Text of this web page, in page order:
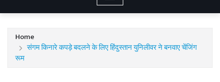
Home
संगम किनारे कपड़े बदलने के लिए हिंदुस्तान युनिलीवर ने बनवाए चेंजिंग
रूम